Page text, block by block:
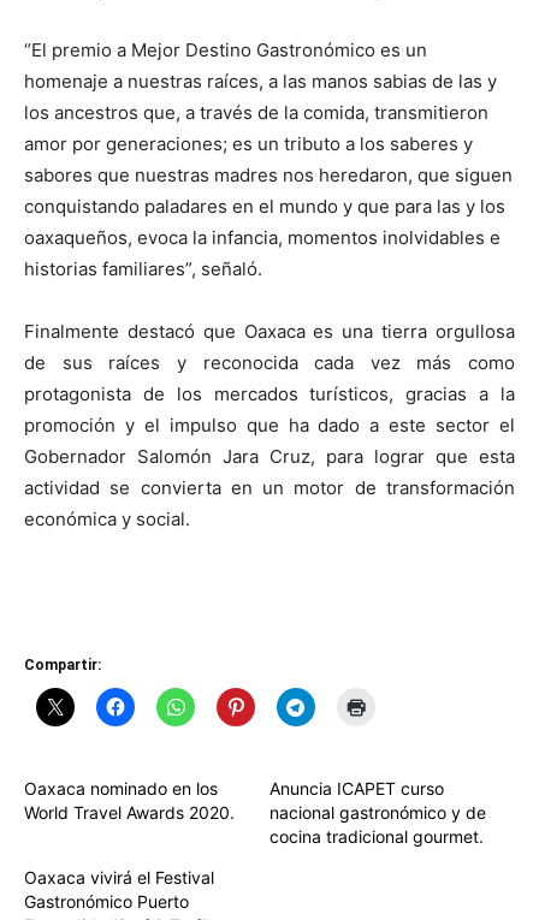
“El premio a Mejor Destino Gastronómico es un
homenaje a nuestras raíces, a las manos sabias de las y
los ancestros que, a través de la comida, transmitieron
amor por generaciones; es un tributo a los saberes y
sabores que nuestras madres nos heredaron, que siguen
conquistando paladares en el mundo y que para las y los
oaxaqueños, evoca la infancia, momentos inolvidables e
historias familiares”, señaló.
Finalmente destacó que Oaxaca es una tierra orgullosa
de sus raíces y reconocida cada vez más como
protagonista de los mercados turísticos, gracias a la
promoción y el impulso que ha dado a este sector el
Gobernador Salomón Jara Cruz, para lograr que esta
actividad se convierta en un motor de transformación
económica y social.
Compartir:
Oaxaca nominado en los
World Travel Awards 2020.
Anuncia ICAPET curso
nacional gastronómico y de
cocina tradicional gourmet.
Oaxaca vivirá el Festival
Gastronómico Puerto